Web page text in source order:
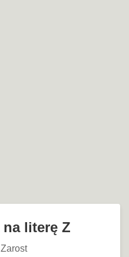
na literę Z
Zarost